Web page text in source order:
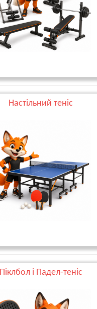
Настільний теніс
і Падел-теніс